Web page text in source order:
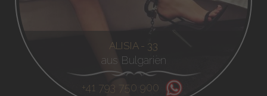
ALISIA - 33
aus Bulgarien
+41 793 750 900